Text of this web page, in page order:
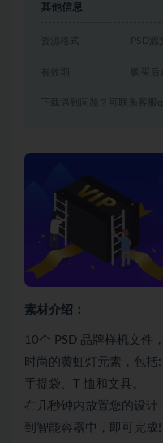
其他信息
资源格式 PSD
有效期 购买
下载遇到问题？可联系客服
素材介绍：
10个 PSD 品牌样机文件
时尚的黄虹灯元素，包括
手提袋、T 恤和文具。
在几秒钟内放置您的设
到智能容器中，即可完成!